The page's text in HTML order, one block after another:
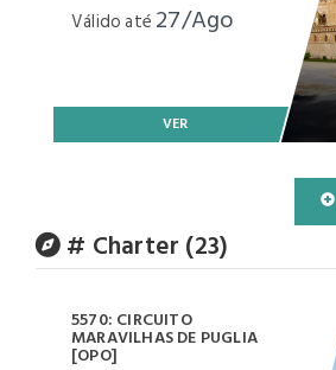
Válido até 27/Ago
VER
# Charter (23)
5570: CIRCUITO
MARAVILHAS DE PUGLIA
[OPO]